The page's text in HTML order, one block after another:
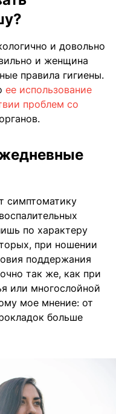
и довольно
и женщина
правила гигиены.
ее использование
проблем со
симптоматику
по характеру
при ношении
поддержания
так же, как при
или многослойной
мое мнение: от
больше